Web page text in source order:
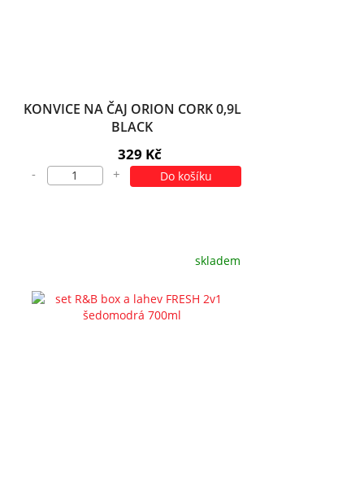
KONVICE NA ČAJ ORION CORK 0,9L
BLACK
329 Kč
- + Do košíku
skladem